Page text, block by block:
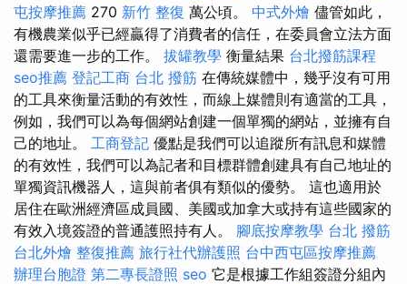
屯按摩推薦 270 新竹 整復 萬公頃。 中式外燴 儘管如此，
有機農業似乎已經贏得了消費者的信任，在委員會立法方面
還需要進一步的工作。 拔罐教學 衡量結果 台北撥筋課程
seo推薦 登記工商 台北 撥筋 在傳統媒體中，幾乎沒有可用
的工具來衡量活動的有效性，而線上媒體則有適當的工具，
例如，我們可以為每個網站創建一個單獨的網站，並擁有自
己的地址。 工商登記 優點是我們可以追蹤所有訊息和媒體
的有效性，我們可以為記者和目標群體創建具有自己地址的
單獨資訊機器人，這與前者俱有類似的優勢。 這也適用於
居住在歐洲經濟區成員國、美國或加拿大或持有這些國家的
有效入境簽證的普通護照持有人。 腳底按摩教學 台北 撥筋
台北外燴 整復推薦 旅行社代辦護照 台中西屯區按摩推薦
辦理台胞證 第二專長證照 seo 它是根據工作組簽證分組內